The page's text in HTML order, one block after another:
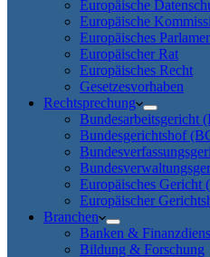
Europäische
Europäische
Europäisches
Europäischer Rat
Europäisches Recht
Gesetzesvorhaben
Rechtsprechung
Bundesarbeitsgericht
Bundesgerichtshof
Europäisches Gericht
Europäischer
Branchen
Banken &
Bildung & Forschung